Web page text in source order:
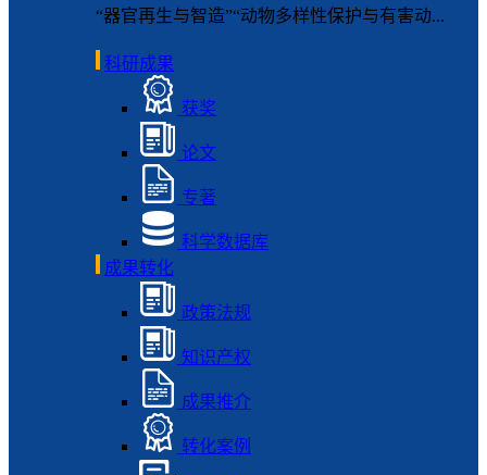
“器官再生与智造”“动物多样性保护与有害动...
科研成果
获奖
论文
专著
科学数据库
成果转化
政策法规
知识产权
成果推介
转化案例